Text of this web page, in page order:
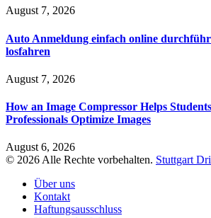
August 7, 2026
Auto Anmeldung einfach online
losfahren
August 7, 2026
How an Image Compressor Helps
Professionals Optimize Images
August 6, 2026
© 2026 Alle Rechte vorbehalten. Stuttgart
Über uns
Kontakt
Haftungsausschluss